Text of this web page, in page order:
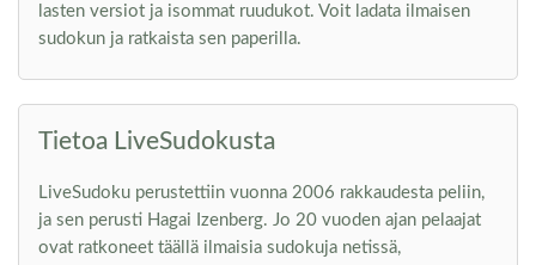
lasten versiot ja isommat ruudukot. Voit ladata ilmaisen
sudokun ja ratkaista sen paperilla.
Tietoa LiveSudokusta
LiveSudoku perustettiin vuonna 2006 rakkaudesta peliin,
ja sen perusti Hagai Izenberg. Jo 20 vuoden ajan pelaajat
ovat ratkoneet täällä ilmaisia sudokuja netissä,